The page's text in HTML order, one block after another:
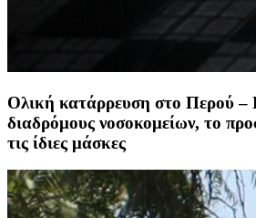
Ολική κατάρρευση στο Περού
διαδρόμους νοσοκομείων, το
τις ίδιες μάσκες